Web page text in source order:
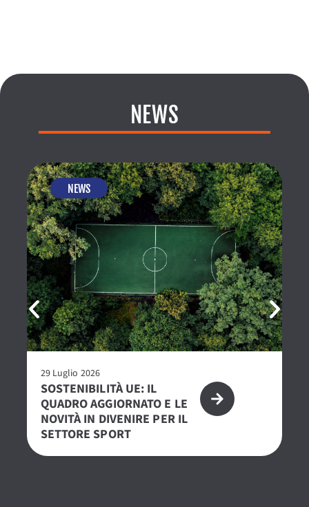
NEWS
NEWS
29 Luglio 2026
SOSTENIBILITÀ UE: IL
QUADRO AGGIORNATO E LE
NOVITÀ IN DIVENIRE PER IL
SETTORE SPORT